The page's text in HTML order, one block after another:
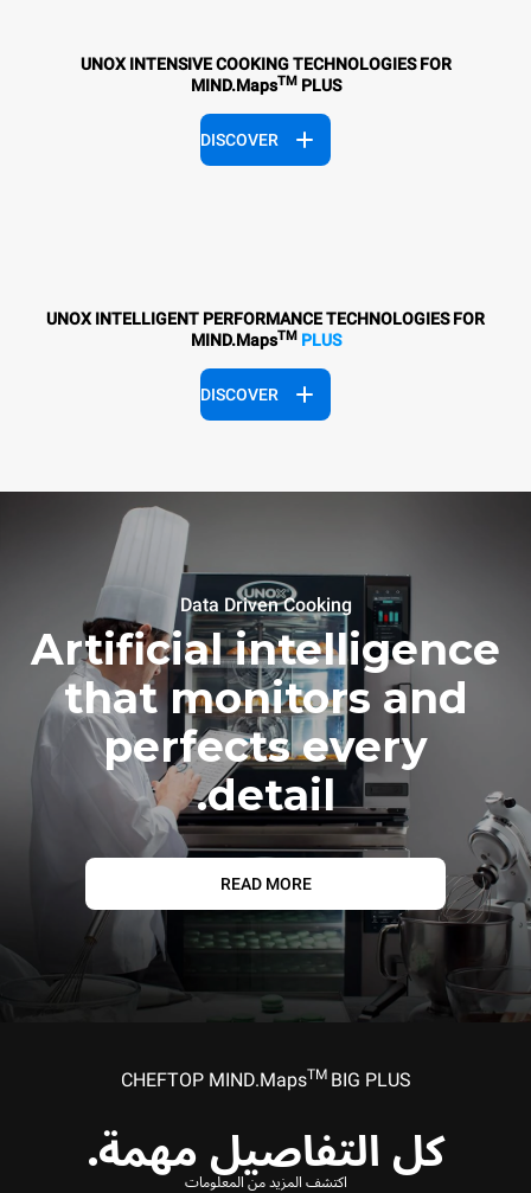
UNOX INTENSIVE COOKING TECHNOLOGIES FOR
MIND.MapsTMPLUS
DISCOVER
UNOX INTELLIGENT PERFORMANCE TECHNOLOGIES FOR
MIND.MapsTM PLUS
DISCOVER
Data Driven Cooking
Artificial intelligence
that monitors and
perfects every
detail.
READ MORE
CHEFTOP MIND.MapsTM BIG PLUS
كل التفاصيل مهمة.
اكتشف المزيد من المعلومات